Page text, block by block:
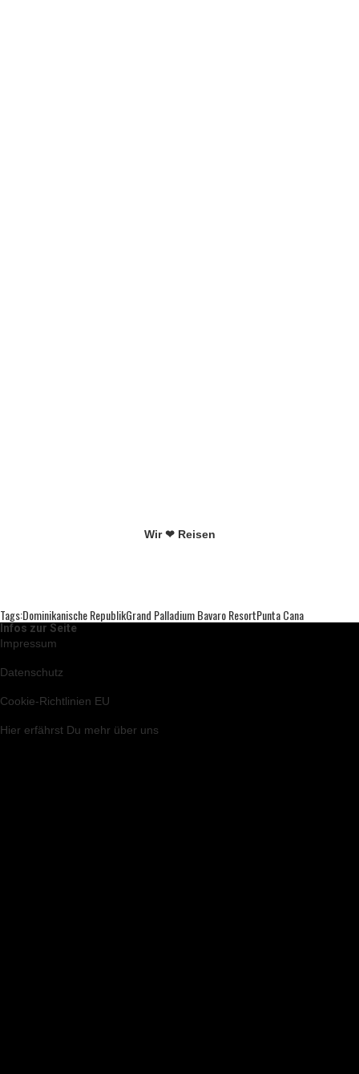
Wir ❤ Reisen
Tags:Dominikanische RepublikGrand Palladium Bavaro ResortPunta Cana
Infos zur Seite
Impressum
Datenschutz
Cookie-Richtlinien EU
Hier erfährst Du mehr über uns